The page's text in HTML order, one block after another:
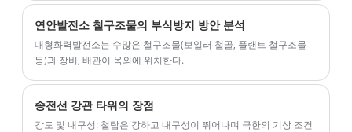
연안발전소 철구조물의 부식방지 방안 분석
대형화력발전소는 수많은 철구조물(보일러 철골, 플랜트 철구조물
등)과 장비, 배관이 옥외에 위치한다.
송전선 강관 타워의 장점
강도 및 내구성: 철탑은 강하고 내구성이 뛰어나며 극한의 기상 조건